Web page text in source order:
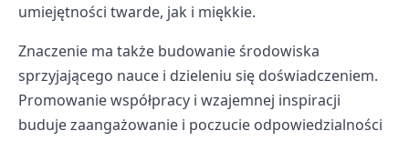
umiejętności twarde, jak i miękkie.
Znaczenie ma także budowanie środowiska
sprzyjającego nauce i dzieleniu się doświadczeniem.
Promowanie współpracy i wzajemnej inspiracji
buduje zaangażowanie i poczucie odpowiedzialności